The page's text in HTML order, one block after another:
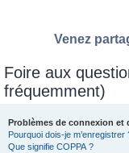
Venez
Foire aux
fréquemment)
Problèmes de connexion et
Pourquoi dois-je m’enregistrer
Que signifie COPPA ?